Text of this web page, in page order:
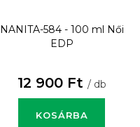
NANITA-584 - 100 ml Női
EDP
12 900 Ft / db
KOSÁRBA